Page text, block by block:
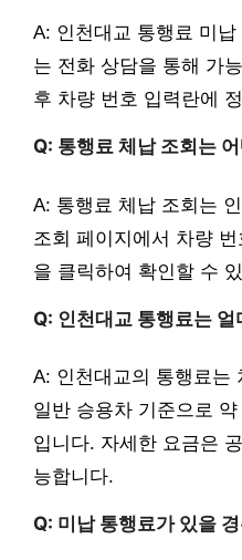
A: 인천대교 통행료 미
는 전화 상담을 통해 가
후 차량 번호 입력란에
Q: 통행료 체납 조회는
A: 통행료 체납 조회는
조회 페이지에서 차량
을 클릭하여 확인할 수
Q: 인천대교 통행료는 얼
A: 인천대교의 통행료는
일반 승용차 기준으로
입니다. 자세한 요금은
능합니다.
Q: 미납 통행료가 있을